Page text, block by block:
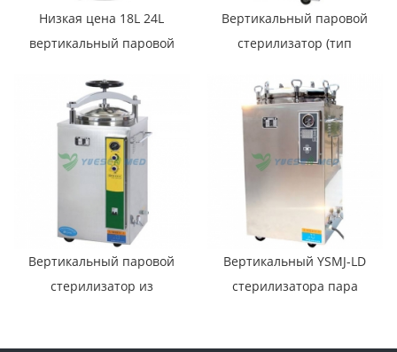
Низкая цена 18L 24L
вертикальный паровой
давления YSMJ-01
Вертикальный паровой
стерилизатор (тип
Вертикальный паровой
стерилизатор из
Вертикальный YSMJ-LD
стерилизатора пара